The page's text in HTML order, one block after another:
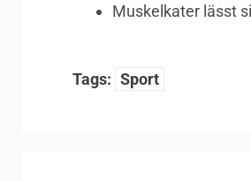
Muskelkater lässt
Tags: Sport